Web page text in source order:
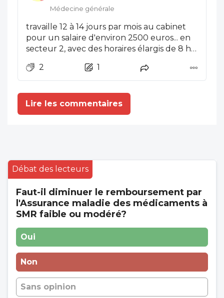
Médecine générale
travaille 12 à 14 jours par mois au cabinet
pour un salaire d'environ 2500 euros... en
secteur 2, avec des horaires élargis de 8 h à
2 1
Lire les commentaires
Débat des lecteurs
Faut-il diminuer le remboursement par
l'Assurance maladie des médicaments à
SMR faible ou modéré?
Oui
Non
Sans opinion